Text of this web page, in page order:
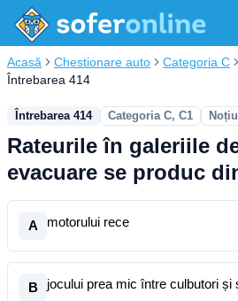
Acasă Chestionare auto Categoria C
Întrebarea 414
Întrebarea 414 Categoria C, C1
Rateurile în galeriile
evacuare se produc
A motorului rece
B jocului prea mic între culbutori și